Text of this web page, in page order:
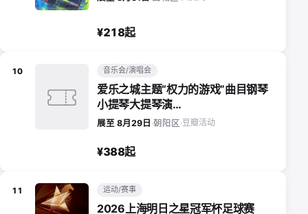
¥218起
10 音乐会/演唱会
爱乐之城主题“权力的游戏”曲目钢琴
小提琴大提琴演…
展至 8月29日 ·朝阳区·豆瓣活动
¥388起
11 运动/赛事
2026上海明日之星冠军杯足球赛